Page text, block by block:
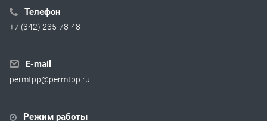
Телефон
+7 (342) 235-78-48
E-mail
permtpp@permtpp.ru
Режим работы